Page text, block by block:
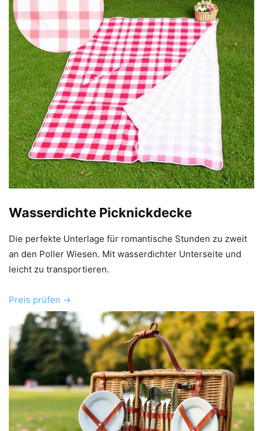
Wasserdichte Picknickdecke
Die perfekte Unterlage für romantische Stunden zu zweit
an den Poller Wiesen. Mit wasserdichter Unterseite und
leicht zu transportieren.
Preis prüfen →